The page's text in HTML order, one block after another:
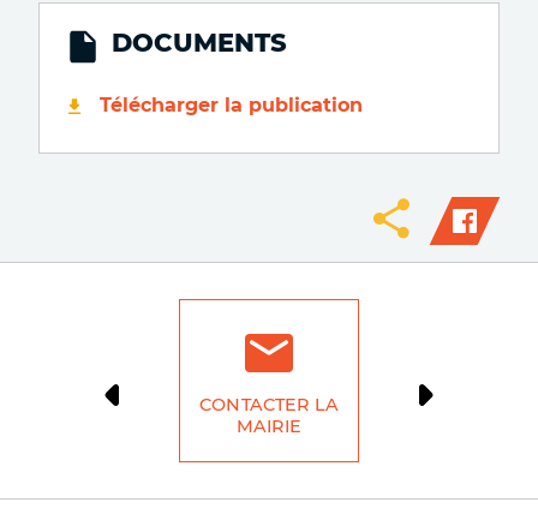
DOCUMENTS
Télécharger la publication
CONTACTER LA
MAIRIE